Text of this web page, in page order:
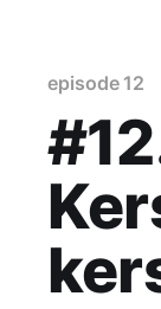
episode 12